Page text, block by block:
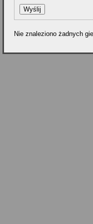
Nie znaleziono żadnych